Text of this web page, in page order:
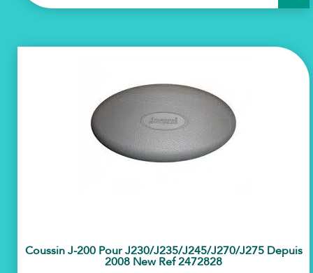
Coussin J-200 Pour J230/j235/j245/j270/j275 Depuis
2008 New Ref 2472828